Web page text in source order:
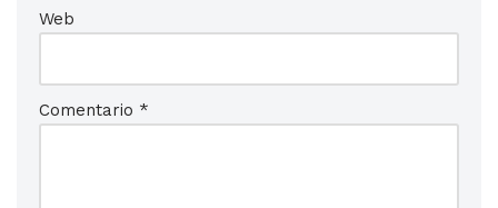
Web
Comentario *